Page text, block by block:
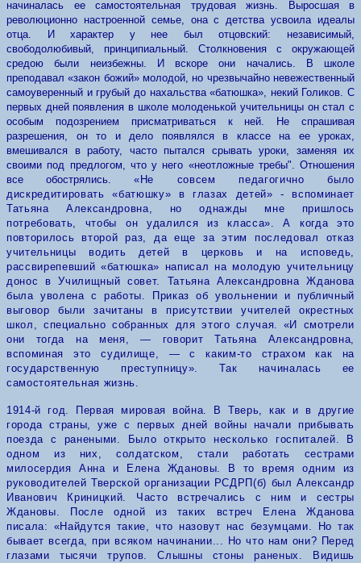
начиналась ее самостоятельная трудовая жизнь. Выросшая в
революционно настроенной семье, она с детства усвоила идеалы
отца. И характер у нее был отцовский: независимый,
свободолюбивый, принципиальный. Столкновения с окружающей
средою были неизбежны. И вскоре они начались. В школе
преподавал «закон божий» молодой, но чрезвычайно невежественный
самоуверенный и грубый до нахальства «батюшка», некий Голиков. С
первых дней появления в школе молоденькой учительницы он стал с
особым подозрением присматриваться к ней. Не спрашивая
разрешения, он то и дело появлялся в классе на ее уроках,
вмешивался в работу, часто пытался срывать уроки, заменяя их
своими под предлогом, что у него «неотложные требы". Отношения
все обострялись. «Не совсем педагогично было
дискредитировать «батюшку» в глазах детей» - вспоминает
Татьяна Александровна, но однажды мне пришлось
потребовать, чтобы он удалился из класса». А когда это
повторилось второй раз, да еще за этим последовал отказ
учительницы водить детей в церковь и на исповедь,
рассвирепевший «батюшка» написал на молодую учительницу
донос в Училищный совет. Татьяна Александровна Жданова
была уволена с работы. Приказ об увольнении и публичный
выговор были зачитаны в присутствии учителей окрестных
школ, специально собранных для этого случая. «И смотрели
они тогда на меня, — говорит Татьяна Александровна,
вспоминая это судилище, — с каким-то страхом как на
государственную преступницу». Так начиналась ее
самостоятельная жизнь.
1914-й год. Первая мировая война. В Тверь, как и в другие
города страны, уже с первых дней войны начали прибывать
поезда с ранеными. Было открыто несколько госпиталей. В
одном из них, солдатском, стали работать сестрами
милосердия Анна и Елена Ждановы.
В то время одним из
руководителей Тверской организации РСДРП(б) был Александр
Иванович Криницкий. Часто встречались с ним и сестры
Ждановы. После одной из таких встреч Елена Жданова
писала: «Найдутся такие, что назовут нас безумцами. Но так
бывает всегда, при всяком начинании... Но что нам они? Перед
глазами тысячи трупов. Слышны стоны раненых. Видишь